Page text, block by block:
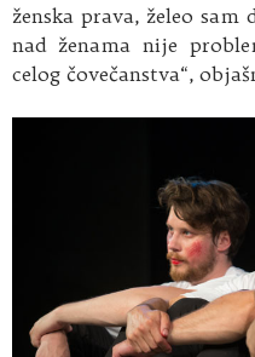
ženska prava, želeo
nad ženama nije
celog čovečanstva“,